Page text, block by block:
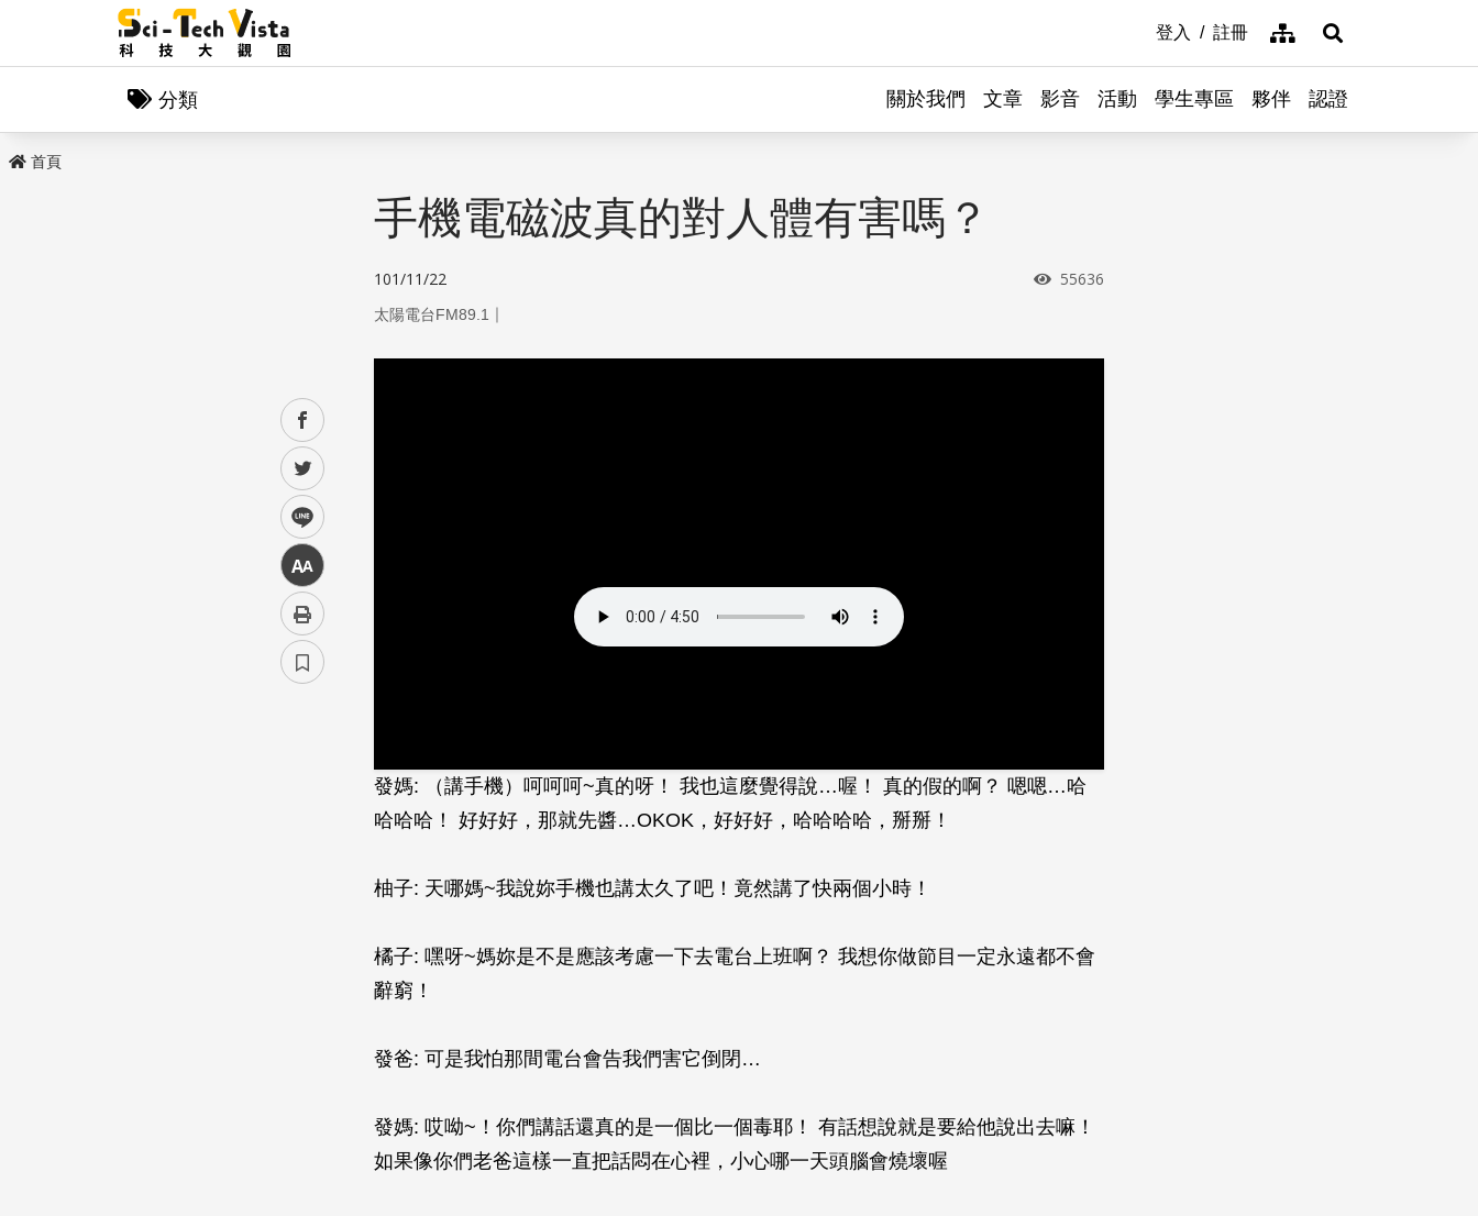
登入 註冊 網站導覽展開搜尋
分類 關於我們 文章 影音 活動 學生專區 夥伴 認證
首頁
facebook
twitter
line
中
手機電磁波真的對人體有害嗎？
101/11/22 瀏覽次數
55636
太陽電台FM89.1 ｜
發媽: （講手機）呵呵呵~真的呀！ 我也這麼覺得說…喔！ 真的假的啊？ 嗯嗯…哈
哈哈哈！ 好好好，那就先醬…OKOK，好好好，哈哈哈哈，掰掰！
柚子: 天哪媽~我說妳手機也講太久了吧！竟然講了快兩個小時！
橘子: 嘿呀~媽妳是不是應該考慮一下去電台上班啊？ 我想你做節目一定永遠都不會
辭窮！
發爸: 可是我怕那間電台會告我們害它倒閉…
發媽: 哎呦~！你們講話還真的是一個比一個毒耶！ 有話想說就是要給他說出去嘛！
如果像你們老爸這樣一直把話悶在心裡，小心哪一天頭腦會燒壞喔